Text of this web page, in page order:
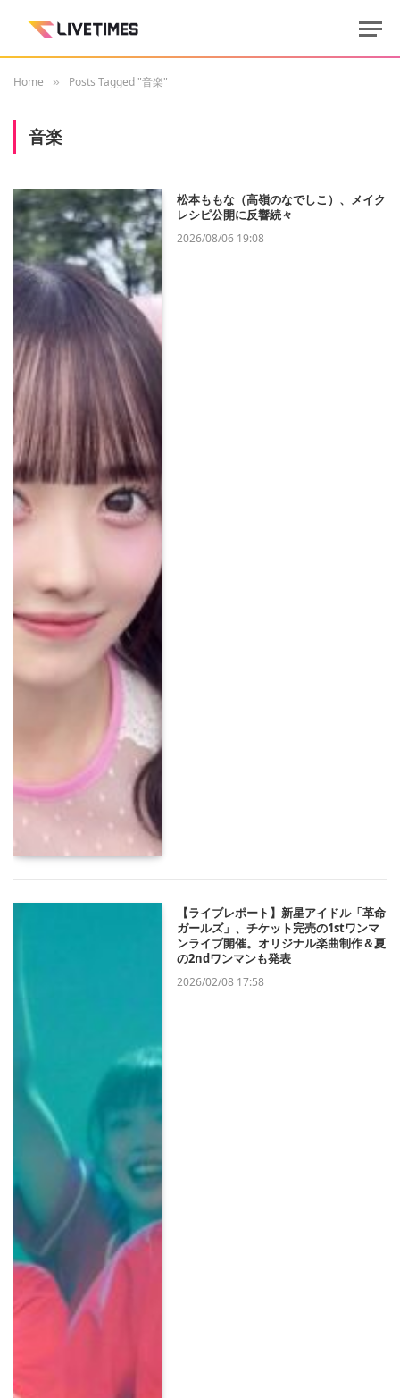
Home » Posts Tagged "音楽"
音楽
松本ももな（高嶺のなでしこ）、メイク
レシピ公開に反響続々
2026/08/06 19:08
【ライブレポート】新星アイドル「革命
ガールズ」、チケット完売の1stワンマ
ンライブ開催。オリジナル楽曲制作＆夏
の2ndワンマンも発表
2026/02/08 17:58